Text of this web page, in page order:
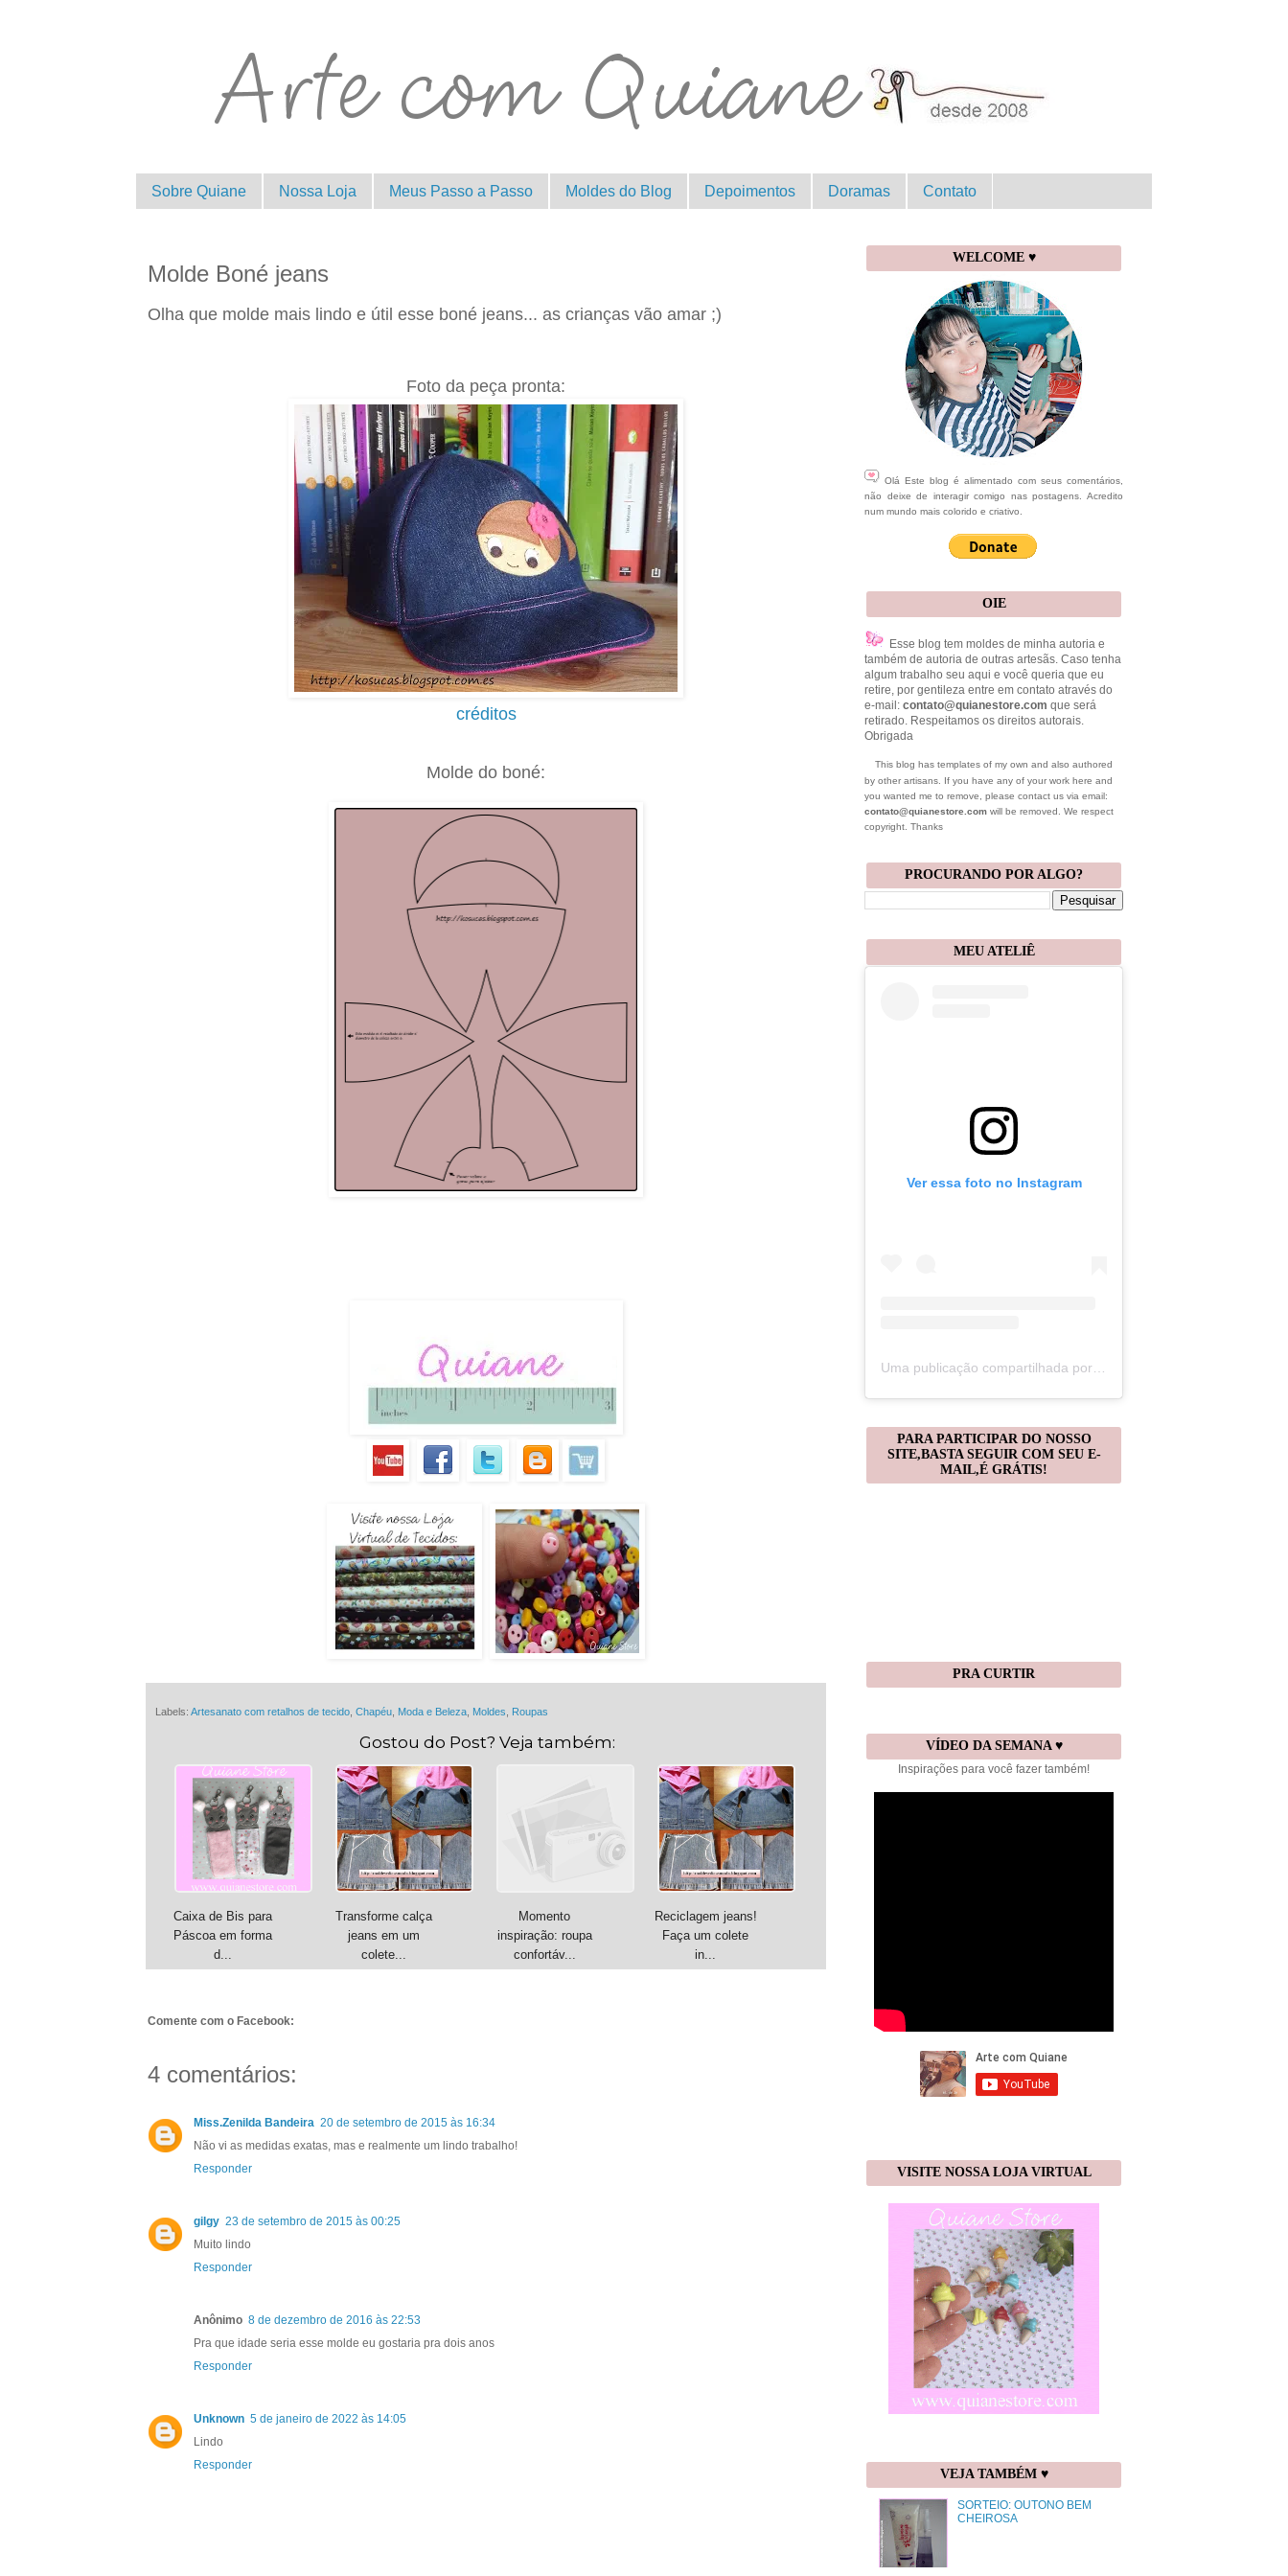
Sobre Quiane Nossa Loja Meus Passo a Passo Moldes do Blog Depoimentos Doramas Contato
Molde Boné jeans
Olha que molde mais lindo e útil esse boné jeans... as crianças vão amar ;)
Foto da peça pronta:
créditos
Molde do boné:
Labels: Artesanato com retalhos de tecido Chapéu Moda e Beleza Moldes Roupas
Gostou do Post? Veja também:
Caixa de Bis para
Páscoa em forma
d...
Transforme calça
jeans em um
colete...
Momento
inspiração: roupa
confortáv...
Reciclagem jeans!
Faça um colete
in...
Comente com o Facebook:
4 comentários:
Miss.Zenilda Bandeira 20 de setembro de 2015 às 16:34
Não vi as medidas exatas, mas e realmente um lindo trabalho!
Responder
gilgy 23 de setembro de 2015 às 00:25
Muito lindo
Responder
Anônimo 8 de dezembro de 2016 às 22:53
Pra que idade seria esse molde eu gostaria pra dois anos
Responder
Unknown 5 de janeiro de 2022 às 14:05
Lindo
Responder
WELCOME ♥
Olá Este blog é alimentado com seus comentários,
não deixe de interagir comigo nas postagens. Acredito
num mundo mais colorido e criativo.
OIE
Esse blog tem moldes de minha autoria e
também de autoria de outras artesãs. Caso tenha
algum trabalho seu aqui e você queria que eu
retire, por gentileza entre em contato através do
e-mail: contato@quianestore.com que será
retirado. Respeitamos os direitos autorais.
Obrigada
This blog has templates of my own and also authored
by other artisans. If you have any of your work here and
you wanted me to remove, please contact us via email:
contato@quianestore.com will be removed. We respect
copyright. Thanks
PROCURANDO POR ALGO?
MEU ATELIÊ
Ver essa foto no Instagram
Uma publicação compartilhada por Christiane Gonçalves (@artecomquiane)
PARA PARTICIPAR DO NOSSO
SITE,BASTA SEGUIR COM SEU E-
MAIL,É GRÁTIS!
PRA CURTIR
VÍDEO DA SEMANA ♥
Inspirações para você fazer também!
VISITE NOSSA LOJA VIRTUAL
VEJA TAMBÉM ♥
SORTEIO: OUTONO BEM
CHEIROSA